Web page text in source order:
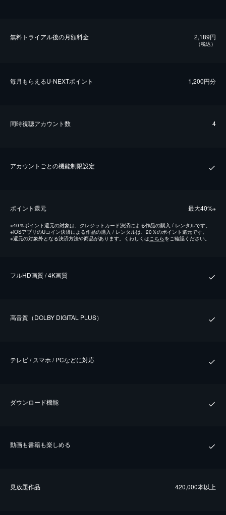
無料トライアル後の⽉額料金 2,189円
（税込）
毎⽉もらえるU-NEXTポイント 1,200円分
同時視聴アカウント数 4
アカウントごとの機能制限設定
ポイント還元 最⼤40%※
※40％ポイント還元の対象は、クレジットカード決済による作品の購入 / レンタルです。
※iOSアプリのUコイン決済による作品の購入 / レンタルは、20％のポイント還元です。
※還元の対象外となる決済方法や商品があります。くわしくは こちらをご確認ください。
フルHD画質 / 4K画質
⾼⾳質（DOLBY DIGITAL PLUS）
テレビ / スマホ / PCなどに対応
ダウンロード機能
動画も書籍も楽しめる
⾒放題作品 420,000本以上